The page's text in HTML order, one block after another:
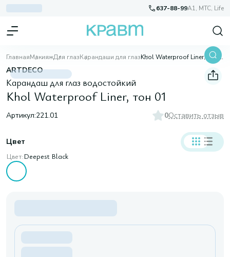
637-88-99A1, МТС, Life
ГлавнаяМакияжДля глазКарандаши для глаз Khol Waterproof Liner, тон 01
ARTDECO
Карандаш для глаз водостойкий
Khol Waterproof Liner, тон 01
Артикул:221.01 0Оставить отзыв
Цвет
Цвет:Deepest Black